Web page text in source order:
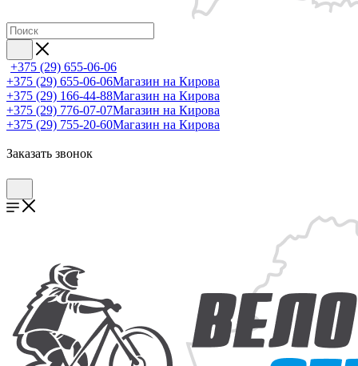
+375 (29) 655-06-06
+375 (29) 655-06-06Магазин на Кирова
+375 (29) 166-44-88Магазин на Кирова
+375 (29) 776-07-07Магазин на Кирова
+375 (29) 755-20-60Магазин на Кирова
Заказать звонок